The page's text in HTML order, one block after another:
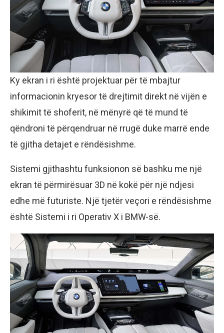
Ky ekran i ri është projektuar për të mbajtur
informacionin kryesor të drejtimit direkt në vijën e
shikimit të shoferit, në mënyrë që të mund të
qëndroni të përqendruar në rrugë duke marrë ende
të gjitha detajet e rëndësishme.
Sistemi gjithashtu funksionon së bashku me një
ekran të përmirësuar 3D në kokë për një ndjesi
edhe më futuriste. Një tjetër veçori e rëndësishme
është Sistemi i ri Operativ X i BMW-së.